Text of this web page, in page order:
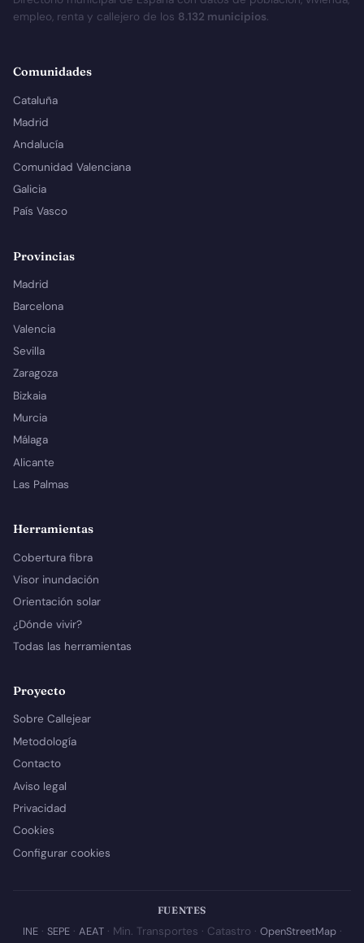
empleo, renta y callejero de los 8.132 municipios.
Comunidades
Cataluña
Madrid
Andalucía
Comunidad Valenciana
Galicia
País Vasco
Provincias
Madrid
Barcelona
Valencia
Sevilla
Zaragoza
Bizkaia
Murcia
Málaga
Alicante
Las Palmas
Herramientas
Cobertura fibra
Visor inundación
Orientación solar
¿Dónde vivir?
Todas las herramientas
Proyecto
Sobre Callejear
Metodología
Contacto
Aviso legal
Privacidad
Cookies
Configurar cookies
FUENTES
INE· SEPE· AEAT· Min. Transportes · Catastro · OpenStreetMap·